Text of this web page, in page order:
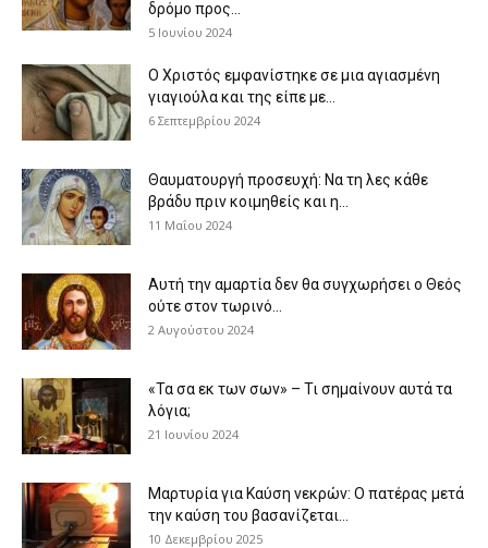
δρόμο προς...
5 Ιουνίου 2024
Ο Χριστός εμφανίστηκε σε μια αγιασμένη
γιαγιούλα και της είπε με...
6 Σεπτεμβρίου 2024
Θαυματουργή προσευχή: Να τη λες κάθε
βράδυ πριν κοιμηθείς και η...
11 Μαΐου 2024
Αυτή την αμαρτία δεν θα συγχωρήσει ο Θεός
ούτε στον τωρινό...
2 Αυγούστου 2024
«Τα σα εκ των σων» – Τι σημαίνουν αυτά τα
λόγια;
21 Ιουνίου 2024
Μαρτυρία για Καύση νεκρών: Ο πατέρας μετά
την καύση του βασανίζεται...
10 Δεκεμβρίου 2025